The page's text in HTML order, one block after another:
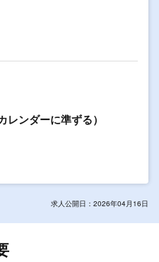
ンダーに準ずる）
求人公開日：2026年04月16日